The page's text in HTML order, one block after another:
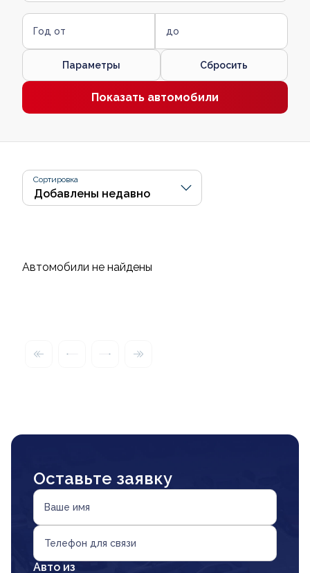
Год от до
Параметры Сбросить
Показать автомобили
Сортировка
Автомобили не найдены
Оставьте заявку
Ваше имя
Телефон для связи
Авто из